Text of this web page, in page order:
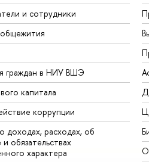
и сотрудники
граждан в НИУ ВШЭ
капитала
коррупции
доходах, расходах, об
обязательствах
характера